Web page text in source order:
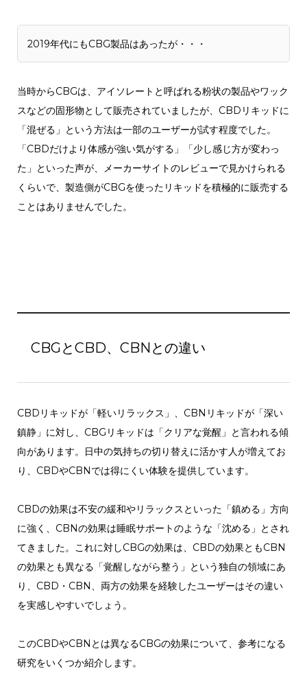
2019年代にもCBG製品はあったが・・・
当時からCBGは、アイソレートと呼ばれる粉状の製品やワック
スなどの固形物として販売されていましたが、CBDリキッドに
「混ぜる」という方法は一部のユーザーが試す程度でした。
「CBDだけより体感が強い気がする」「少し感じ方が変わっ
た」といった声が、メーカーサイトのレビューで見かけられる
くらいで、製造側がCBGを使ったリキッドを積極的に販売する
ことはありませんでした。
CBGとCBD、CBNとの違い
CBDリキッドが「軽いリラックス」、CBNリキッドが「深い
鎮静」に対し、CBGリキッドは「クリアな覚醒」と言われる傾
向があります。日中の気持ちの切り替えに活かす人が増えてお
り、CBDやCBNでは得にくい体験を提供しています。
CBDの効果は不安の緩和やリラックスといった「鎮める」方向
に強く、CBNの効果は睡眠サポートのような「沈める」とされ
てきました。これに対しCBGの効果は、CBDの効果ともCBN
の効果とも異なる「覚醒しながら整う」という独自の領域にあ
り、CBD・CBN、両方の効果を経験したユーザーはその違い
を実感しやすいでしょう。
このCBDやCBNとは異なるCBGの効果について、参考になる
研究をいくつか紹介します。